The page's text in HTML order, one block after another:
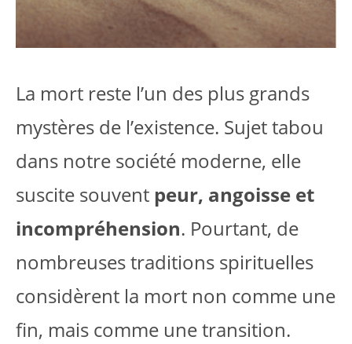
La mort reste l’un des plus grands
mystères de l’existence. Sujet tabou
dans notre société moderne, elle
suscite souvent peur, angoisse et
incompréhension. Pourtant, de
nombreuses traditions spirituelles
considèrent la mort non comme une
fin, mais comme une transition.